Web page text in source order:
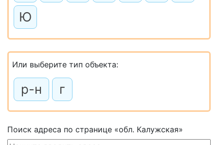
Ю
Или выберите тип объекта:
р-н г
Поиск адреса по странице «обл. Калужская»